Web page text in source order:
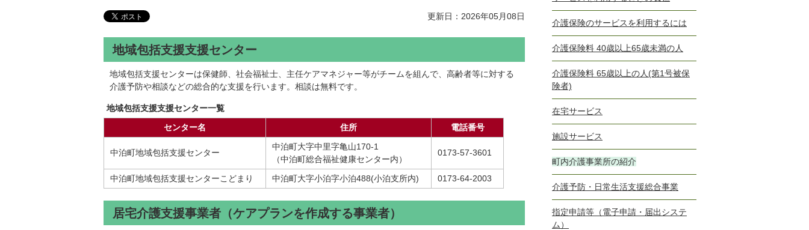
更新日：2026年05月08日
地域包括支援支援センター
地域包括支援センターは保健師、社会福祉士、主任ケアマネジャー等がチームを組んで、高齢者等に対する
介護予防や相談などの総合的な支援を行います。相談は無料です。
地域包括支援支援センター一覧
センター名
住所 電話番号
中泊町地域包括支援センター
中泊町大字中里字亀山170-1
（中泊町総合福祉健康センター内）
0173-57-3601
中泊町地域包括支援センターこどまり 中泊町大字小泊字小泊488(小泊支所内) 0173-64-2003
居宅介護支援事業者（ケアプランを作成する事業者）
介護保険のサービスを利用するには
介護保険料 40歳以上65歳未満の人
介護保険料 65歳以上の人(第1号被保
険者)
在宅サービス
施設サービス
町内介護事業所の紹介
介護予防・日常生活支援総合事業
指定申請等（電子申請・届出システ
ム）